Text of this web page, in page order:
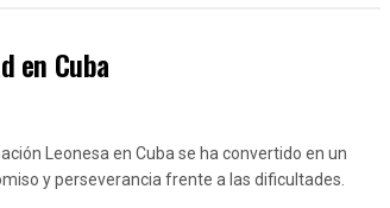
en Cuba
Leonesa en Cuba se ha convertido en un
y perseverancia frente a las dificultades.